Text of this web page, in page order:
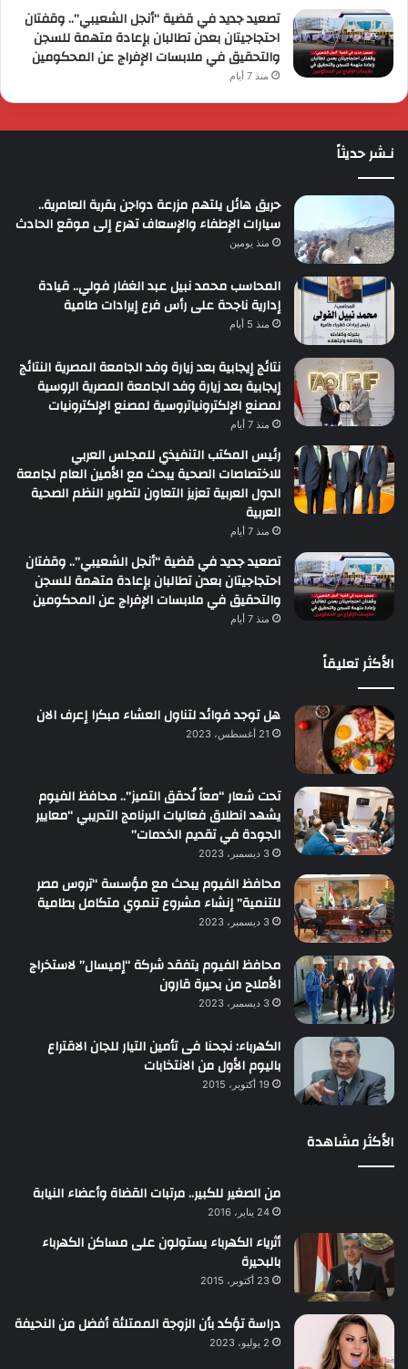
تصعيد جديد في قضية “أنجل الشعيبي”.. وقفتان
احتجاجيتان بعدن تطالبان بإعادة متهمة للسجن
والتحقيق في ملابسات الإفراج عن المحكومين
منذ 7 أيام
نـشر حديثاً
حريق هائل يلتهم مزرعة دواجن بقرية العامرية..
سيارات الإطفاء والإسعاف تهرع إلى موقع الحادث
منذ يومين
المحاسب محمد نبيل عبد الغفار فولي.. قيادة
إدارية ناجحة على رأس فرع إيرادات طامية
منذ 5 أيام
نتائج إيجابية بعد زيارة وفد الجامعة المصرية النتائج
إيجابية بعد زيارة وفد الجامعة المصرية الروسية
لمصنع الإلكترونياتروسية لمصنع الإلكترونيات
منذ 7 أيام
رئيس المكتب التنفيذي للمجلس العربي
للاختصاصات الصحية يبحث مع الأمين العام لجامعة
الدول العربية تعزيز التعاون لتطوير النظم الصحية
العربية
منذ 7 أيام
تصعيد جديد في قضية “أنجل الشعيبي”.. وقفتان
احتجاجيتان بعدن تطالبان بإعادة متهمة للسجن
والتحقيق في ملابسات الإفراج عن المحكومين
منذ 7 أيام
الأكثر تعليقاً
هل توجد فوائد لتناول العشاء مبكرا إعرف الان
21 أغسطس، 2023
تحت شعار “معاً نُحقق التميز”.. محافظ الفيوم
يشهد انطلاق فعاليات البرنامج التدريبي “معايير
الجودة في تقديم الخدمات”
3 ديسمبر، 2023
محافظ الفيوم يبحث مع مؤسسة “تروس مصر
للتنمية” إنشاء مشروع تنموي متكامل بطامية
3 ديسمبر، 2023
محافظ الفيوم يتفقد شركة “إميسال” لاستخراج
الأملاح من بحيرة قارون
3 ديسمبر، 2023
الكهرباء: نجحنا فى تأمين التيار للجان الاقتراع
باليوم الأول من الانتخابات
19 أكتوبر، 2015
الأكثر مشاهدة
من الصغير للكبير.. مرتبات القضاة وأعضاء النيابة
24 يناير، 2016
أثرياء الكهرباء يستولون على مساكن الكهرباء
بالبحيرة
23 أكتوبر، 2015
دراسة تؤكد بأن الزوجة الممتلئة أفضل من النحيفة
2 يوليو، 2023